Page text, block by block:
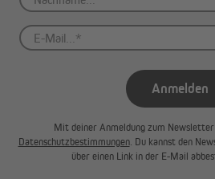
Zwei Rollläden nebeneinander
zeigen. Bitte beachte, dass der
Zur Pflege benötigst du nur ein
verwende keine chemischen
Anmelden
Mit deiner Anmeldung zum
Datenschutzbestimmungen. Du kannst den
über einen Link in der E-Mail